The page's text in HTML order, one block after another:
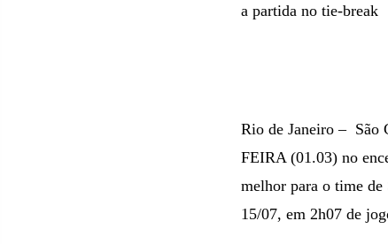
a partida no tie-break
Rio de Janeiro – São
FEIRA (01.03) no
melhor para o time de
15/07, em 2h07 de